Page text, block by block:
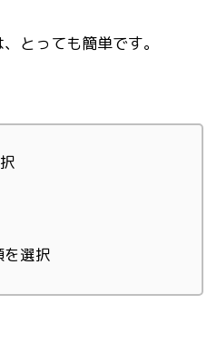
とっても簡単です。
選択